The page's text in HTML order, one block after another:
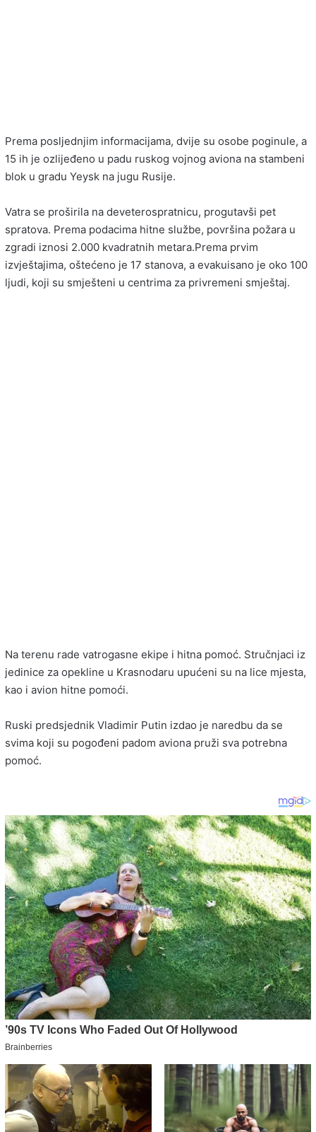
Prema posljednjim informacijama, dvije su osobe poginule, a
15 ih je ozlijeđeno u padu ruskog vojnog aviona na stambeni
blok u gradu Yeysk na jugu Rusije.
Vatra se proširila na deveterospratnicu, progutavši pet
spratova. Prema podacima hitne službe, površina požara u
zgradi iznosi 2.000 kvadratnih metara.Prema prvim
izvještajima, oštećeno je 17 stanova, a evakuisano je oko 100
ljudi, koji su smješteni u centrima za privremeni smještaj.
Na terenu rade vatrogasne ekipe i hitna pomoć. Stručnjaci iz
jedinice za opekline u Krasnodaru upućeni su na lice mjesta,
kao i avion hitne pomoći.
Ruski predsjednik Vladimir Putin izdao je naredbu da se
svima koji su pogođeni padom aviona pruži sva potrebna
pomoć.